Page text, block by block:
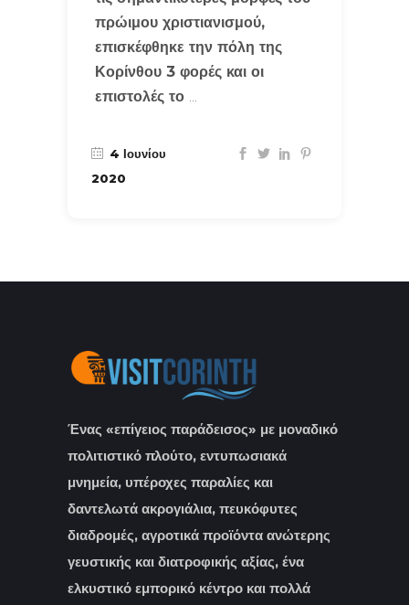
πρώιμου χριστιανισμού,
επισκέφθηκε την πόλη της
Κορίνθου 3 φορές και οι
επιστολές το
4 Ιουνίου
2020
Ένας «επίγειος παράδεισος» με μοναδικό
πολιτιστικό πλούτο, εντυπωσιακά
μνημεία, υπέροχες παραλίες και
δαντελωτά ακρογιάλια, πευκόφυτες
διαδρομές, αγροτικά προϊόντα ανώτερης
γευστικής και διατροφικής αξίας, ένα
ελκυστικό εμπορικό κέντρο και πολλά